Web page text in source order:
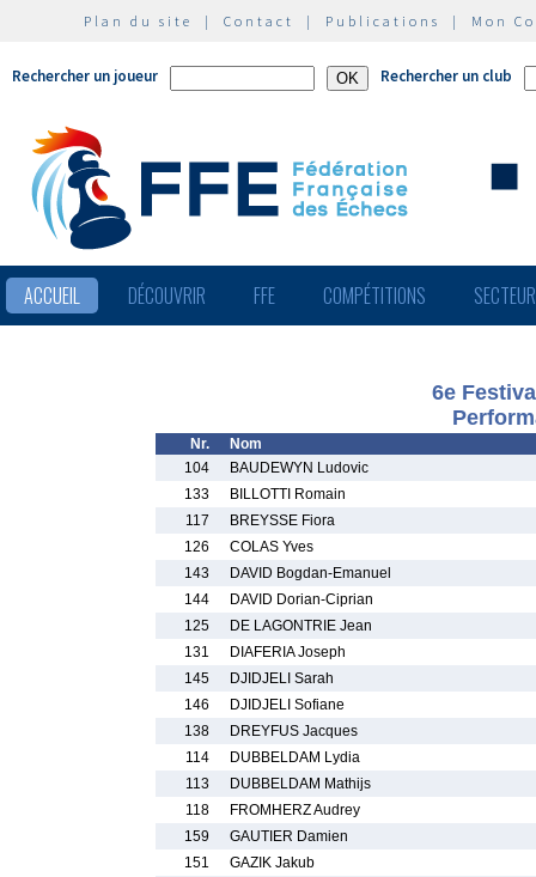
Plan du site | Contact | Publications | Mon
Rechercher un joueur Rechercher un club
ACCUEIL DÉCOUVRIR FFE COMPÉTITIONS
6e
Nr.
Nom
104
BAUDEWYN Ludovic
133
BILLOTTI Romain
117
BREYSSE Fiora
126
COLAS Yves
143
DAVID Bogdan-Emanuel
144
DAVID Dorian-Ciprian
125
DE LAGONTRIE Jean
131
DIAFERIA Joseph
145
DJIDJELI Sarah
146
DJIDJELI Sofiane
138
DREYFUS Jacques
114
DUBBELDAM Lydia
113
DUBBELDAM Mathijs
118
FROMHERZ Audrey
159
GAUTIER Damien
151
GAZIK Jakub